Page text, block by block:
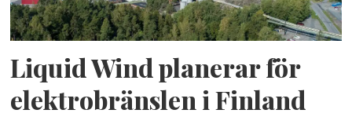
Liquid Wind planerar för
elektrobränslen i Finland